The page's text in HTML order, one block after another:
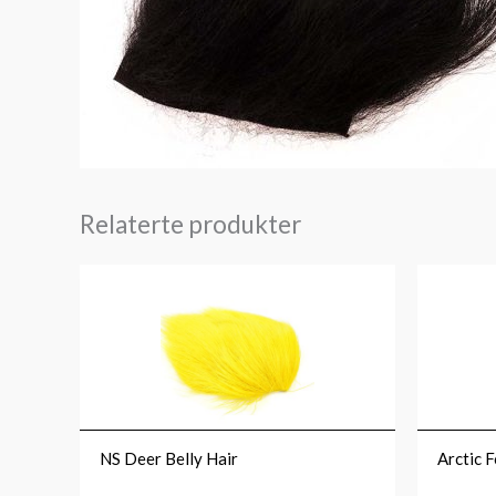
Relaterte produkter
NS Deer Belly Hair Arctic